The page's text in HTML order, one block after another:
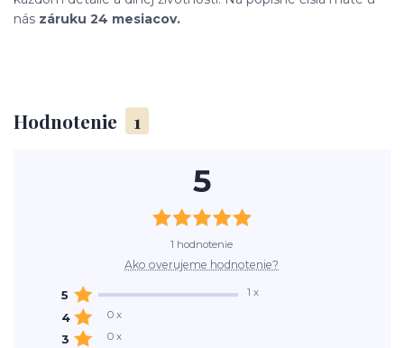
nás záruku 24 mesiacov.
Hodnotenie 1
5
1 hodnotenie
Ako overujeme hodnotenie?
5 1 x
4 0 x
3 0 x